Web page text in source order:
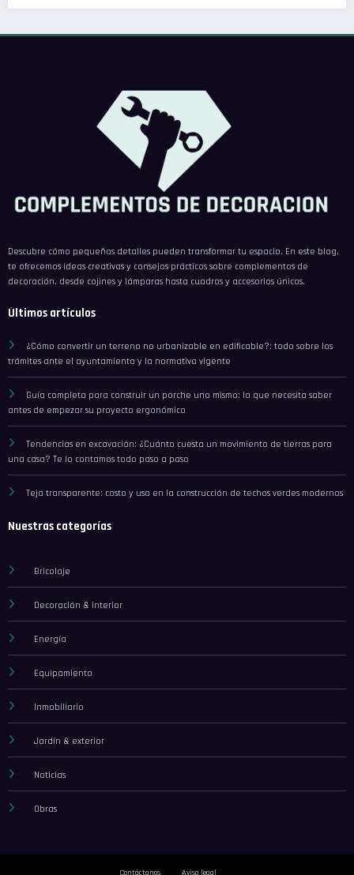
Descubre cómo pequeños detalles pueden transformar tu espacio. En este blog,
te ofrecemos ideas creativas y consejos prácticos sobre complementos de
decoración, desde cojines y lámparas hasta cuadros y accesorios únicos.
Últimos artículos
¿Cómo convertir un terreno no urbanizable en edificable?: todo sobre los
trámites ante el ayuntamiento y la normativa vigente
Guía completa para construir un porche uno mismo: lo que necesita saber
antes de empezar su proyecto ergonómico
Tendencias en excavación: ¿Cuánto cuesta un movimiento de tierras para
una casa? Te lo contamos todo paso a paso
Teja transparente: costo y uso en la construcción de techos verdes modernos
Nuestras categorías
Bricolaje
Decoración & interior
Energía
Equipamiento
Inmobiliario
Jardín & exterior
Noticias
Obras
Contáctanos Aviso legal